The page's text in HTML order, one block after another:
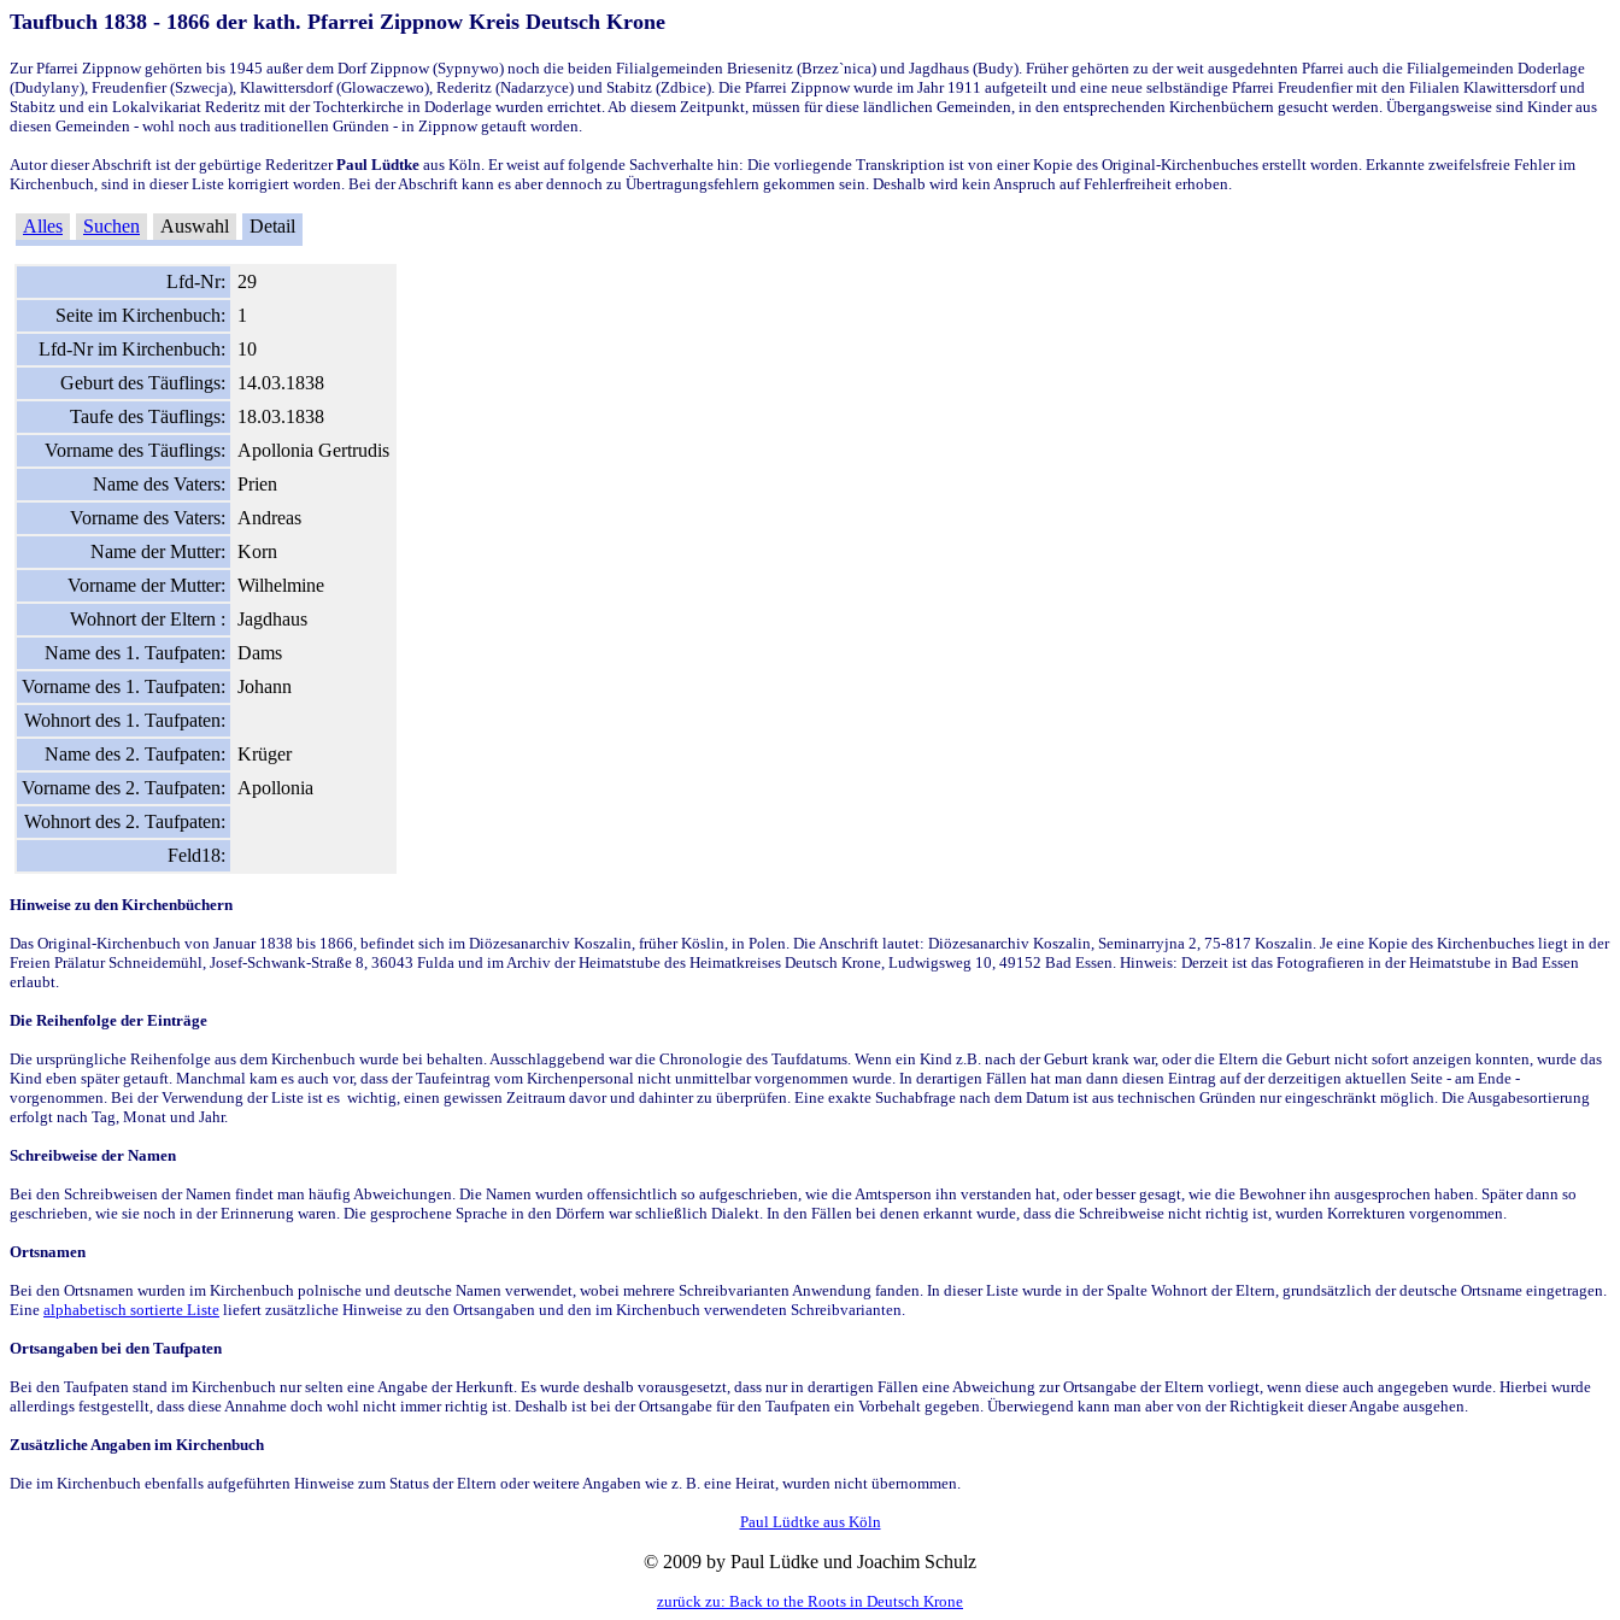
Taufbuch 1838 - 1866 der kath. Pfarrei Zippnow Kreis Deutsch Krone
Zur Pfarrei Zippnow gehörten bis 1945 außer dem Dorf Zippnow (Sypnywo) noch die beiden Filialgemeinden Briesenitz (Brzez`nica) und Jagdhaus (Budy). Früher gehörten zu der weit ausgedehnten Pfarrei auch die Filialgemeinden Doderlage
(Dudylany), Freudenfier (Szwecja), Klawittersdorf (Glowaczewo), Rederitz (Nadarzyce) und Stabitz (Zdbice). Die Pfarrei Zippnow wurde im Jahr 1911 aufgeteilt und eine neue selbständige Pfarrei Freudenfier mit den Filialen Klawittersdorf und
Stabitz und ein Lokalvikariat Rederitz mit der Tochterkirche in Doderlage wurden errichtet. Ab diesem Zeitpunkt, müssen für diese ländlichen Gemeinden, in den entsprechenden Kirchenbüchern gesucht werden. Übergangsweise sind Kinder aus
diesen Gemeinden - wohl noch aus traditionellen Gründen - in Zippnow getauft worden.
Autor dieser Abschrift ist der gebürtige RederitzerPaul Lüdtke aus Köln. Er weist auf folgende Sachverhalte hin: Die vorliegende Transkription ist von einer Kopie des Original-Kirchenbuches erstellt worden. Erkannte zweifelsfreie Fehler im
Kirchenbuch, sind in dieser Liste korrigiert worden. Bei der Abschrift kann es aber dennoch zu Übertragungsfehlern gekommen sein. Deshalb wird kein Anspruch auf Fehlerfreiheit erhoben.
Alles Suchen Auswahl Detail
Lfd-Nr:
29
Seite im Kirchenbuch:
1
Lfd-Nr im Kirchenbuch:
10
Geburt des Täuflings:
14.03.1838
Taufe des Täuflings:
18.03.1838
Vorname des Täuflings:
Apollonia Gertrudis
Name des Vaters:
Prien
Vorname des Vaters:
Andreas
Name der Mutter:
Korn
Vorname der Mutter:
Wilhelmine
Wohnort der Eltern :
Jagdhaus
Name des 1. Taufpaten:
Dams
Vorname des 1. Taufpaten:
Johann
Wohnort des 1. Taufpaten:
Name des 2. Taufpaten:
Krüger
Vorname des 2. Taufpaten:
Apollonia
Wohnort des 2. Taufpaten:
Feld18:
Hinweise zu den Kirchenbüchern
Das Original-Kirchenbuch von Januar 1838 bis 1866, befindet sich im Diözesanarchiv Koszalin, früher Köslin, in Polen. Die Anschrift lautet: Diözesanarchiv Koszalin, Seminarryjna 2, 75-817 Koszalin. Je eine Kopie des Kirchenbuches liegt in der
Freien Prälatur Schneidemühl, Josef-Schwank-Straße 8, 36043 Fulda und im Archiv der Heimatstube des Heimatkreises Deutsch Krone, Ludwigsweg 10, 49152 Bad Essen. Hinweis: Derzeit ist das Fotografieren in der Heimatstube in Bad Essen
erlaubt.
Die Reihenfolge der Einträge
Die ursprüngliche Reihenfolge aus dem Kirchenbuch wurde bei behalten. Ausschlaggebend war die Chronologie des Taufdatums. Wenn ein Kind z.B. nach der Geburt krank war, oder die Eltern die Geburt nicht sofort anzeigen konnten, wurde das
Kind eben später getauft. Manchmal kam es auch vor, dass der Taufeintrag vom Kirchenpersonal nicht unmittelbar vorgenommen wurde. In derartigen Fällen hat man dann diesen Eintrag auf der derzeitigen aktuellen Seite - am Ende -
vorgenommen. Bei der Verwendung der Liste ist es wichtig, einen gewissen Zeitraum davor und dahinter zu überprüfen. Eine exakte Suchabfrage nach dem Datum ist aus technischen Gründen nur eingeschränkt möglich. Die Ausgabesortierung
erfolgt nach Tag, Monat und Jahr.
Schreibweise der Namen
Bei den Schreibweisen der Namen findet man häufig Abweichungen. Die Namen wurden offensichtlich so aufgeschrieben, wie die Amtsperson ihn verstanden hat, oder besser gesagt, wie die Bewohner ihn ausgesprochen haben. Später dann so
geschrieben, wie sie noch in der Erinnerung waren. Die gesprochene Sprache in den Dörfern war schließlich Dialekt. In den Fällen bei denen erkannt wurde, dass die Schreibweise nicht richtig ist, wurden Korrekturen vorgenommen.
Ortsnamen
Bei den Ortsnamen wurden im Kirchenbuch polnische und deutsche Namen verwendet, wobei mehrere Schreibvarianten Anwendung fanden. In dieser Liste wurde in der Spalte Wohnort der Eltern, grundsätzlich der deutsche Ortsname eingetragen.
Eine alphabetisch sortierte Liste liefert zusätzliche Hinweise zu den Ortsangaben und den im Kirchenbuch verwendeten Schreibvarianten.
Ortsangaben bei den Taufpaten
Bei den Taufpaten stand im Kirchenbuch nur selten eine Angabe der Herkunft. Es wurde deshalb vorausgesetzt, dass nur in derartigen Fällen eine Abweichung zur Ortsangabe der Eltern vorliegt, wenn diese auch angegeben wurde. Hierbei wurde
allerdings festgestellt, dass diese Annahme doch wohl nicht immer richtig ist. Deshalb ist bei der Ortsangabe für den Taufpaten ein Vorbehalt gegeben. Überwiegend kann man aber von der Richtigkeit dieser Angabe ausgehen.
Zusätzliche Angaben im Kirchenbuch
Die im Kirchenbuch ebenfalls aufgeführten Hinweise zum Status der Eltern oder weitere Angaben wie z. B. eine Heirat, wurden nicht übernommen.
Paul Lüdtke aus Köln
© 2009 by Paul Lüdke und Joachim Schulz
zurück zu: Back to the Roots in Deutsch Krone